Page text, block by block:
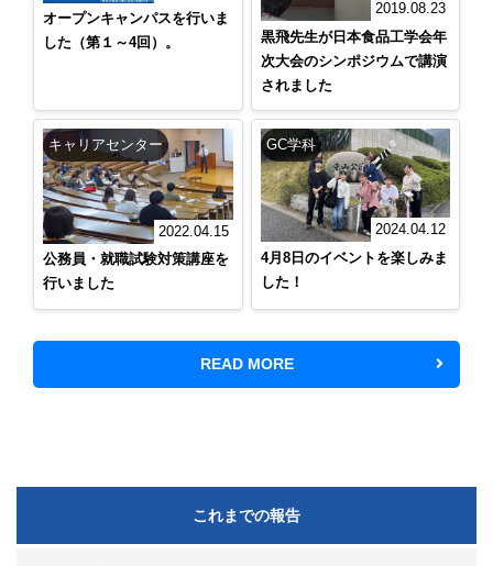
オープンキャンパスを行いま
した（第１～4回）。
2019.08.23
黒飛先生が日本食品工学会年
次大会のシンポジウムで講演
されました
キャリアセンター
2022.04.15
公務員・就職試験対策講座を
行いました
GC学科
2024.04.12
4月8日のイベントを楽しみま
した！
READ MORE
これまでの報告